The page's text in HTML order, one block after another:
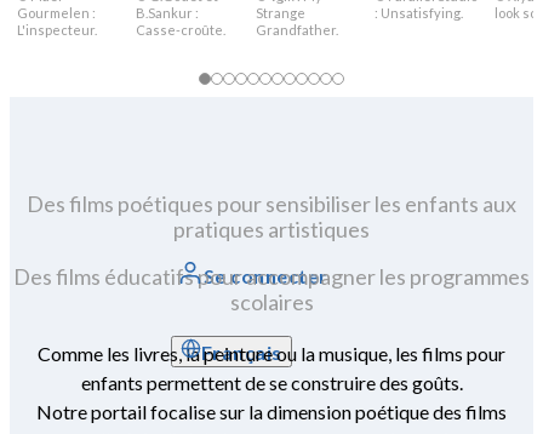
Se connecter
Français
Gourmelen :
L'inspecteur.
B.Sankur :
Casse-croûte.
Strange
Grandfather.
: Unsatisfying.
look
Des films poétiques pour sensibiliser les enfants aux
pratiques artistiques
Des films éducatifs pour accompagner les programmes
scolaires
Comme les livres, la peinture ou la musique, les films pour
enfants permettent de se construire des goûts.
Notre portail focalise sur la dimension poétique des films